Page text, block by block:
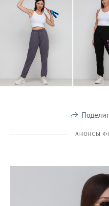
АНОНСЫ